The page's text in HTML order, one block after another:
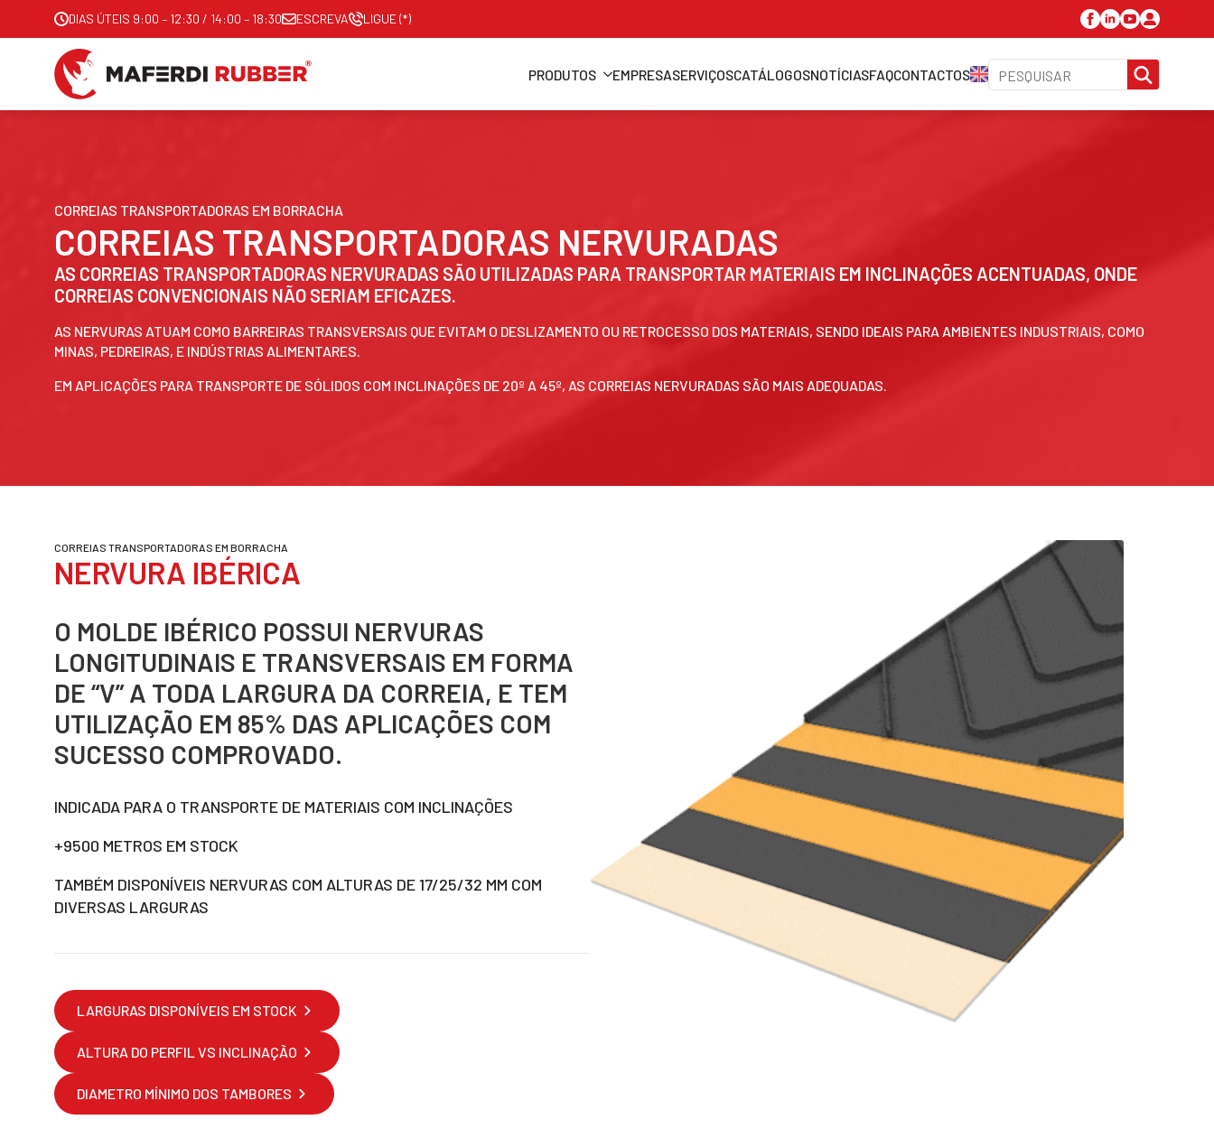
DIAS ÚTEIS 9:00 – 12:30 / 14:00 – 18:30 ESCREVA LIGUE (*)
PRODUTOS EMPRESASERVIÇOSCATÁLOGOSNOTÍCIASFAQCONTACTOS
FOR:
CORREIAS TRANSPORTADORAS EM BORRACHA
CORREIAS TRANSPORTADORAS NERVURADAS
AS CORREIAS TRANSPORTADORAS NERVURADAS SÃO UTILIZADAS PARA TRANSPORTAR MATERIAIS EM INCLINAÇÕES ACENTUADAS, ONDE
CORREIAS CONVENCIONAIS NÃO SERIAM EFICAZES.
AS NERVURAS ATUAM COMO BARREIRAS TRANSVERSAIS QUE EVITAM O DESLIZAMENTO OU RETROCESSO DOS MATERIAIS, SENDO IDEAIS PARA AMBIENTES INDUSTRIAIS, COMO
MINAS, PEDREIRAS, E INDÚSTRIAS ALIMENTARES.
EM APLICAÇÕES PARA TRANSPORTE DE SÓLIDOS COM INCLINAÇÕES DE 20º A 45º, AS CORREIAS NERVURADAS SÃO MAIS ADEQUADAS.
CORREIAS TRANSPORTADORAS EM BORRACHA
NERVURA IBÉRICA
O MOLDE IBÉRICO POSSUI NERVURAS
LONGITUDINAIS E TRANSVERSAIS EM FORMA
DE “V” A TODA LARGURA DA CORREIA, E TEM
UTILIZAÇÃO EM 85% DAS APLICAÇÕES COM
SUCESSO COMPROVADO.
INDICADA PARA O TRANSPORTE DE MATERIAIS COM INCLINAÇÕES
+9500 METROS EM STOCK
TAMBÉM DISPONÍVEIS NERVURAS COM ALTURAS DE 17/25/32 MM COM
DIVERSAS LARGURAS
LARGURAS DISPONÍVEIS EM STOCK
ALTURA DO PERFIL VS INCLINAÇÃO
DIAMETRO MÍNIMO DOS TAMBORES